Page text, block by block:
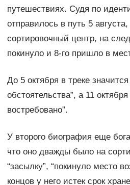
путешествиях. Судя по
отправилось в путь 5
сортировочный центр, на
покинуло и 8-го пришло в
До 5 октября в треке
обстоятельства”, а 11
востребовано”.
У второго биография еще
что оно дважды было на
“засылку”, “покинуло место
концов у него истек срок